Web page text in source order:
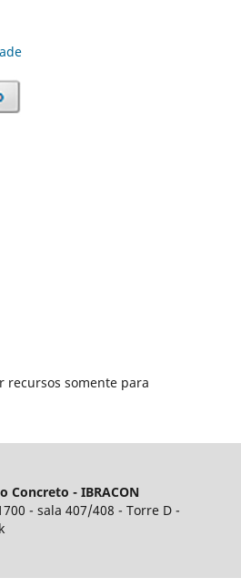
recursos somente para
- IBRACON
- sala 407/408 - Torre D -